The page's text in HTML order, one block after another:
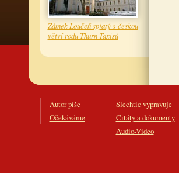
Zámek Loučeň spjatý s českou
větví rodu Thurn-Taxisů
Autor píše
Očekáváme
Šlechtic vypravuje
Citáty a dokumenty
Audio-Video